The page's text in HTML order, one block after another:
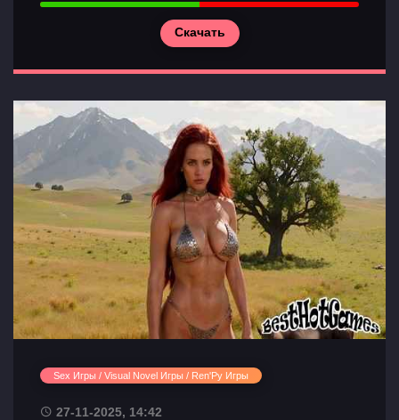
Скачать
Sex Игры / Visual Novel Игры / Ren'Py Игры
27-11-2025, 14:42